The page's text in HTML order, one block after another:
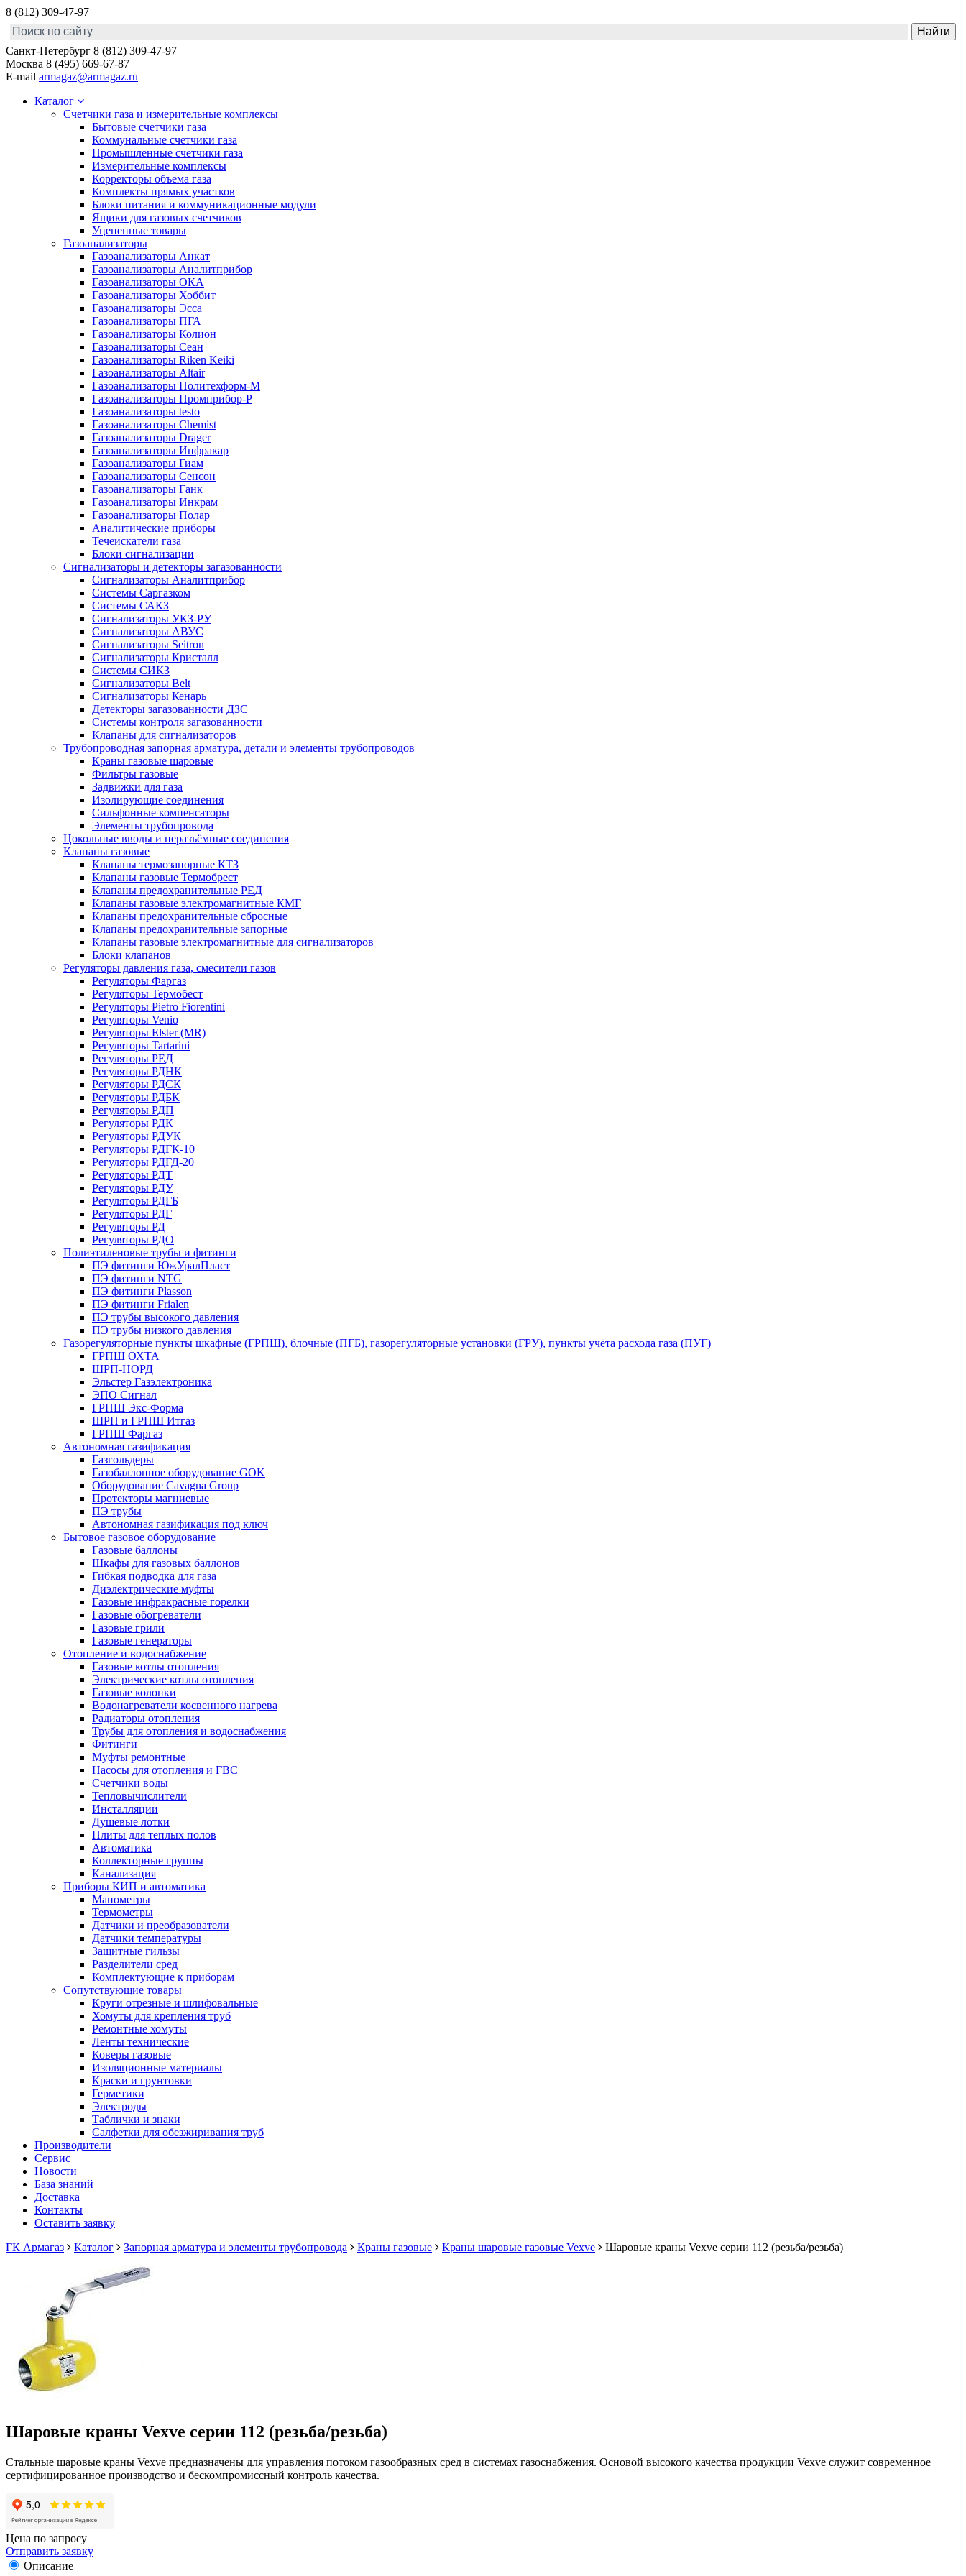
8 (812) 309-47-97
Санкт-Петербург 8 (812) 309-47-97
Москва 8 (495) 669-67-87
E-mail armagaz@armagaz.ru
Каталог
Счетчики газа и измерительные комплексы
Бытовые счетчики газа
Коммунальные счетчики газа
Промышленные счетчики газа
Измерительные комплексы
Корректоры объема газа
Комплекты прямых участков
Блоки питания и коммуникационные модули
Ящики для газовых счетчиков
Уцененные товары
Газоанализаторы
Газоанализаторы Анкат
Газоанализаторы Аналитприбор
Газоанализаторы ОКА
Газоанализаторы Хоббит
Газоанализаторы Эсса
Газоанализаторы ПГА
Газоанализаторы Колион
Газоанализаторы Сеан
Газоанализаторы Riken Keiki
Газоанализаторы Altair
Газоанализаторы Политехформ-М
Газоанализаторы Промприбор-Р
Газоанализаторы testo
Газоанализаторы Chemist
Газоанализаторы Drager
Газоанализаторы Инфракар
Газоанализаторы Гиам
Газоанализаторы Сенсон
Газоанализаторы Ганк
Газоанализаторы Инкрам
Газоанализаторы Полар
Аналитические приборы
Течеискатели газа
Блоки сигнализации
Сигнализаторы и детекторы загазованности
Сигнализаторы Аналитприбор
Системы Саргазком
Системы САКЗ
Сигнализаторы УКЗ-РУ
Сигнализаторы АВУС
Сигнализаторы Seitron
Сигнализаторы Кристалл
Системы СИКЗ
Сигнализаторы Belt
Сигнализаторы Кенарь
Детекторы загазованности ДЗС
Системы контроля загазованности
Клапаны для сигнализаторов
Трубопроводная запорная арматура, детали и элементы трубопроводов
Краны газовые шаровые
Фильтры газовые
Задвижки для газа
Изолирующие соединения
Сильфонные компенсаторы
Элементы трубопровода
Цокольные вводы и неразъёмные соединения
Клапаны газовые
Клапаны термозапорные КТЗ
Клапаны газовые Термобрест
Клапаны предохранительные РЕД
Клапаны газовые электромагнитные КМГ
Клапаны предохранительные сбросные
Клапаны предохранительные запорные
Клапаны газовые электромагнитные для сигнализаторов
Блоки клапанов
Регуляторы давления газа, смесители газов
Регуляторы Фаргаз
Регуляторы Термобест
Регуляторы Pietro Fiorentini
Регуляторы Venio
Регуляторы Elster (MR)
Регуляторы Tartarini
Регуляторы РЕД
Регуляторы РДНК
Регуляторы РДСК
Регуляторы РДБК
Регуляторы РДП
Регуляторы РДК
Регуляторы РДУК
Регуляторы РДГК-10
Регуляторы РДГД-20
Регуляторы РДТ
Регуляторы РДУ
Регуляторы РДГБ
Регуляторы РДГ
Регуляторы РД
Регуляторы РДО
Полиэтиленовые трубы и фитинги
ПЭ фитинги ЮжУралПласт
ПЭ фитинги NTG
ПЭ фитинги Plasson
ПЭ фитинги Frialen
ПЭ трубы высокого давления
ПЭ трубы низкого давления
Газорегуляторные пункты шкафные (ГРПШ), блочные (ПГБ), газорегуляторные установки (ГРУ), пункты учёта расхода газа (ПУГ)
ГРПШ ОХТА
ШРП-НОРД
Эльстер Газэлектроника
ЭПО Сигнал
ГРПШ Экс-Форма
ШРП и ГРПШ Итгаз
ГРПШ Фаргаз
Автономная газификация
Газгольдеры
Газобаллонное оборудование GOK
Оборудование Cavagna Group
Протекторы магниевые
ПЭ трубы
Автономная газификация под ключ
Бытовое газовое оборудование
Газовые баллоны
Шкафы для газовых баллонов
Гибкая подводка для газа
Диэлектрические муфты
Газовые инфракрасные горелки
Газовые обогреватели
Газовые грили
Газовые генераторы
Отопление и водоснабжение
Газовые котлы отопления
Электрические котлы отопления
Газовые колонки
Водонагреватели косвенного нагрева
Радиаторы отопления
Трубы для отопления и водоснабжения
Фитинги
Муфты ремонтные
Насосы для отопления и ГВС
Счетчики воды
Тепловычислители
Инсталляции
Душевые лотки
Плиты для теплых полов
Автоматика
Коллекторные группы
Канализация
Приборы КИП и автоматика
Манометры
Термометры
Датчики и преобразователи
Датчики температуры
Защитные гильзы
Разделители сред
Комплектующие к приборам
Сопутствующие товары
Круги отрезные и шлифовальные
Хомуты для крепления труб
Ремонтные хомуты
Ленты технические
Коверы газовые
Изоляционные материалы
Краски и грунтовки
Герметики
Электроды
Таблички и знаки
Салфетки для обезжиривания труб
Производители
Сервис
Новости
База знаний
Доставка
Контакты
Оставить заявку
ГК Армагаз
Каталог Запорная арматура и элементы трубопровода Краны газовые Краны шаровые газовые Vexve Шаровые краны Vexve серии 112 (резьба/резьба)
Шаровые краны Vexve серии 112 (резьба/резьба)
Стальные шаровые краны Vexve предназначены для управления потоком газообразных сред в системах газоснабжения. Основой высокого качества продукции Vexve служит современное
сертифицированное производство и бескомпромиссный контроль качества.
Цена по запросу
Отправить заявку
Описание